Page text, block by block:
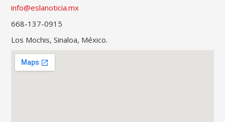
info@eslanoticia.mx
668-137-0915
Los Mochis, Sinaloa, México.